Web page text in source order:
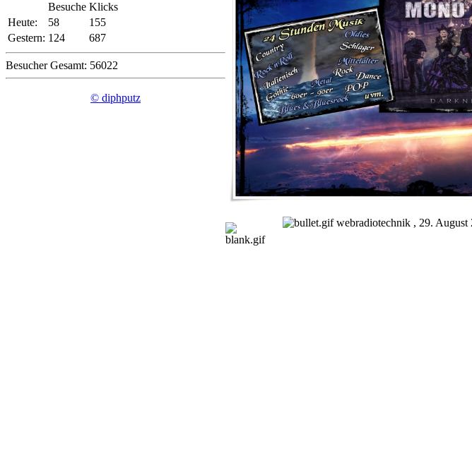
Besuche Klicks
Heute:
58
155
Gestern: 124 687
Besucher Gesamt: 56022
© diphputz
webradiotechnik , 29. August